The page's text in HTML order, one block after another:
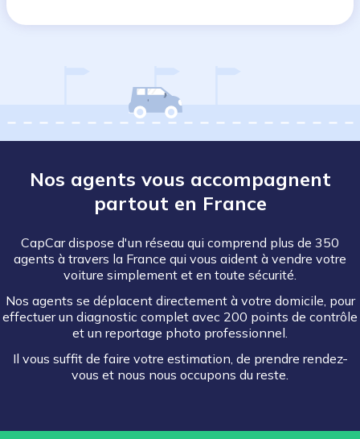
Nos agents vous accompagnent
partout en France
CapCar dispose d'un réseau qui comprend plus de 350
agents à travers la France qui vous aident à vendre votre
voiture simplement et en toute sécurité.
Nos agents se déplacent directement à votre domicile, pour
effectuer un diagnostic complet avec 200 points de contrôle
et un reportage photo professionnel.
Il vous suffit de faire votre estimation, de prendre rendez-
vous et nous nous occupons du reste.